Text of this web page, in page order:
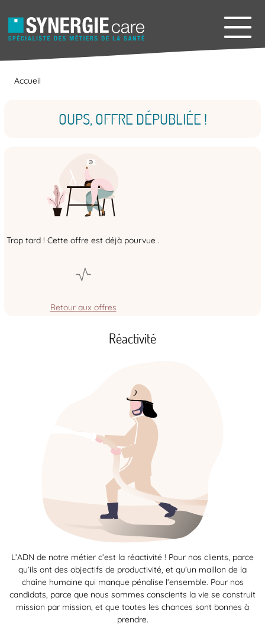
Accueil
OUPS, OFFRE DÉPUBLIÉE !
Trop tard ! Cette offre est déjà pourvue .
Retour aux offres
Réactivité
L’ADN de notre métier c’est la réactivité ! Pour nos clients, parce
qu’ils ont des objectifs de productivité, et qu’un maillon de la
chaîne humaine qui manque pénalise l’ensemble. Pour nos
candidats, parce que nous sommes conscients la vie se construit
mission par mission, et que toutes les chances sont bonnes à
prendre.